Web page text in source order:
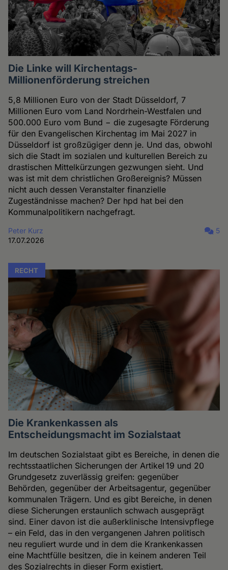
Die Linke will Kirchentags-
Millionenförderung streichen
5,8 Millionen Euro von der Stadt Düsseldorf, 7
Millionen Euro vom Land Nordrhein-Westfalen und
500.000 Euro vom Bund − die zugesagte Förderung
für den Evangelischen Kirchentag im Mai 2027 in
Düsseldorf ist großzügiger denn je. Und das, obwohl
sich die Stadt im sozialen und kulturellen Bereich zu
drastischen Mittelkürzungen gezwungen sieht. Und
was ist mit dem christlichen Großereignis? Müssen
nicht auch dessen Veranstalter finanzielle
Zugeständnisse machen? Der hpd hat bei den
Kommunalpolitikern nachgefragt.
Peter Kurz
17.07.2026
5
RECHT
Die Krankenkassen als
Entscheidungsmacht im Sozialstaat
Im deutschen Sozialstaat gibt es Bereiche, in denen die
rechtsstaatlichen Sicherungen der Artikel 19 und 20
Grundgesetz zuverlässig greifen: gegenüber
Behörden, gegenüber der Arbeitsagentur, gegenüber
kommunalen Trägern. Und es gibt Bereiche, in denen
diese Sicherungen erstaunlich schwach ausgeprägt
sind. Einer davon ist die außerklinische Intensivpflege
– ein Feld, das in den vergangenen Jahren politisch
neu reguliert wurde und in dem die Krankenkassen
eine Machtfülle besitzen, die in keinem anderen Teil
des Sozialrechts in dieser Form existiert.